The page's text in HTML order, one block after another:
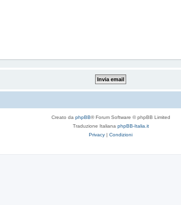
Creato da phpBB® Forum Software © phpBB Limited
Traduzione Italiana phpBB-Italia.it
Privacy | Condizioni